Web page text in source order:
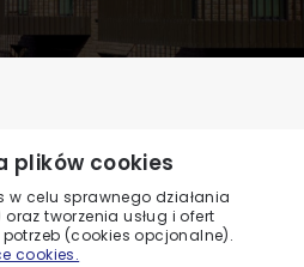
plików cookies
w celu sprawnego działania
tworzenia usług i ofert
(cookies opcjonalne).
cookies.